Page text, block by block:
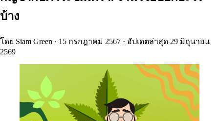
บ้าง
โดย Siam Green · 15 กรกฎาคม 2567 · อัปเดตล่าสุด 29 มิถุนายน
2569